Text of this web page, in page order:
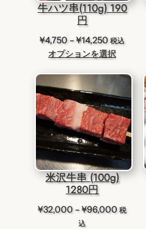
牛ハツ串(110g) 190
円
¥4,750 –¥14,250価
格
¥4,750
–
¥14,250
税込
オプションを選択
米沢牛串 (100g)
1280円
¥32,000 –¥96,000価
税
込